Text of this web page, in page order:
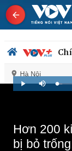
Hà Nội
Đảng
Tổ chức nhân sự
Play Mute
Hơn 200
bị bỏ